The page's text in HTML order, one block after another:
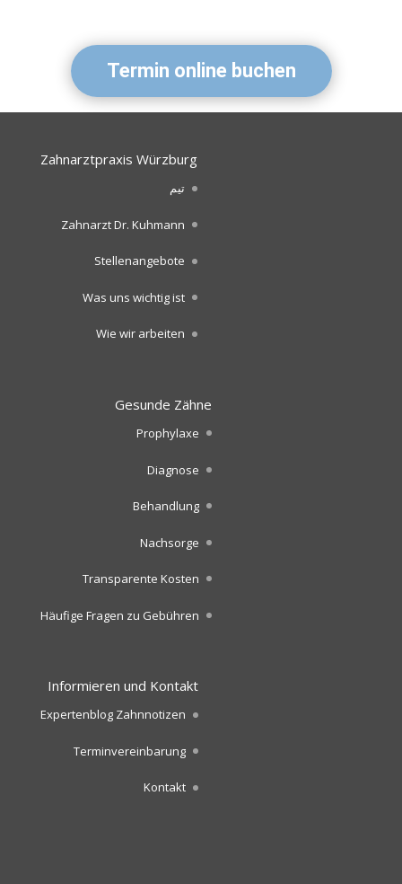
Termin online buchen
Zahnarztpraxis Würzburg
تیم
Zahnarzt Dr. Kuhmann
Stellenangebote
Was uns wichtig ist
Wie wir arbeiten
Gesunde Zähne
Prophylaxe
Diagnose
Behandlung
Nachsorge
Transparente Kosten
Häufige Fragen zu Gebühren
Informieren und Kontakt
Expertenblog Zahnnotizen
Terminvereinbarung
Kontakt